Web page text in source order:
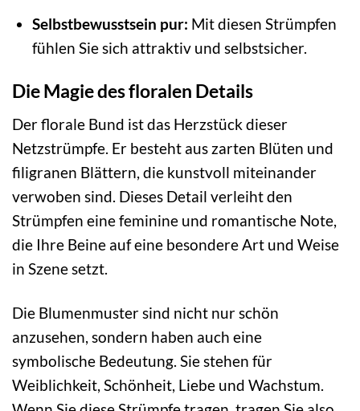
Selbstbewusstsein pur: Mit diesen Strümpfen
fühlen Sie sich attraktiv und selbstsicher.
Die Magie des floralen Details
Der florale Bund ist das Herzstück dieser
Netzstrümpfe. Er besteht aus zarten Blüten und
filigranen Blättern, die kunstvoll miteinander
verwoben sind. Dieses Detail verleiht den
Strümpfen eine feminine und romantische Note,
die Ihre Beine auf eine besondere Art und Weise
in Szene setzt.
Die Blumenmuster sind nicht nur schön
anzusehen, sondern haben auch eine
symbolische Bedeutung. Sie stehen für
Weiblichkeit, Schönheit, Liebe und Wachstum.